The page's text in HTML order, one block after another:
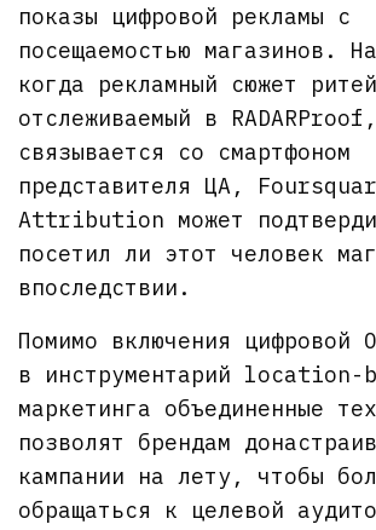
показы цифровой рекламы с
посещаемостью магазинов.
когда рекламный сюжет
отслеживаемый в RADARProof,
связывается со смартфоном
представителя ЦА,
Attribution может
посетил ли этот человек
впоследствии.
Помимо включения цифровой
в инструментарий location-
маркетинга объединенные
позволят брендам
кампании на лету, чтобы
обращаться к целевой